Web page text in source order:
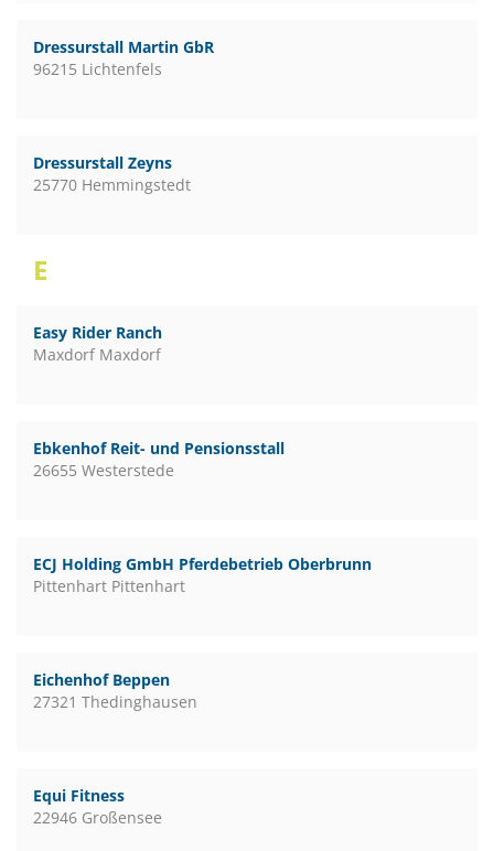
Dressurstall Martin GbR
96215 Lichtenfels
Dressurstall Zeyns
25770 Hemmingstedt
E
Easy Rider Ranch
Maxdorf Maxdorf
Ebkenhof Reit- und Pensionsstall
26655 Westerstede
ECJ Holding GmbH Pferdebetrieb Oberbrunn
Pittenhart Pittenhart
Eichenhof Beppen
27321 Thedinghausen
Equi Fitness
22946 Großensee